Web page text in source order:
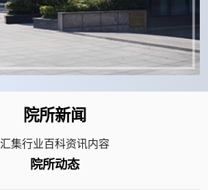
院所新闻
汇集行业百科资讯内容
院所动态